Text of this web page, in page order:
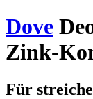
Dove
Zink-
Für